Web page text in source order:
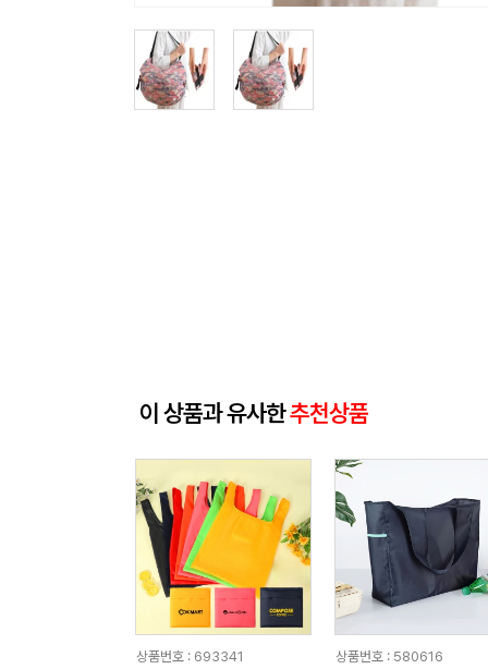
이 상품과 유사한추천상품
상품번호 : 693341
상품번호 : 580616